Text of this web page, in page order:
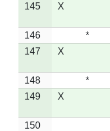
145
X
146 *
147
X
148 *
149
X
150